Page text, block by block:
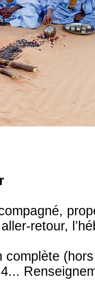
retour,
complète